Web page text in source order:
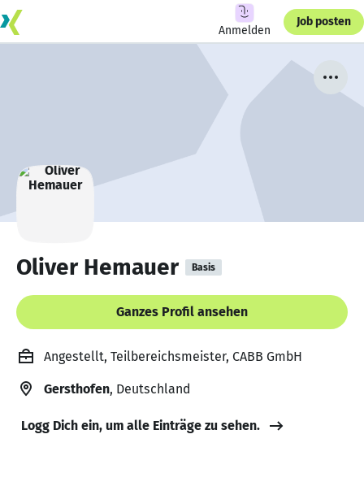
Anmelden
Job posten
Oliver Hemauer Basis
Ganzes Profil ansehen
Angestellt, Teilbereichsmeister, CABB GmbH
Gersthofen, Deutschland
Logg Dich ein, um alle Einträge zu sehen.